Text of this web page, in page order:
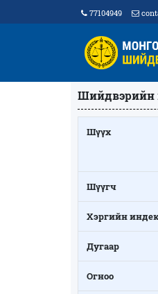
77104949
Шийдвэрийн
Шүүх
Шүүгч
Хэргийн
Дугаар
Огноо